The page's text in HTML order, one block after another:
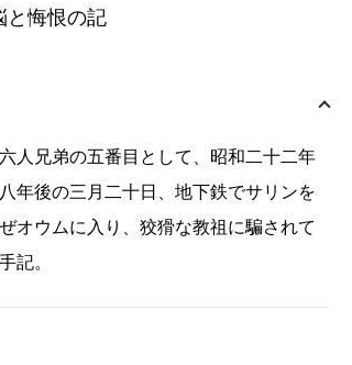
と悔恨の記
人兄弟の五番目として、昭和二十二年
年後の三月二十日、地下鉄でサリンを
オウムに入り、狡猾な教祖に騙されて
記。